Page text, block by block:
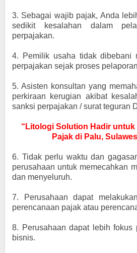
3. Sebagai wajib pajak, Anda
sedikit kesalahan dalam
perpajakan.
4.
Pemilik usaha tidak dibebani
perpajakan sejak proses
5. Asisten konsultan yang
perkiraan kerugian akibat
sanksi perpajakan / surat teguran
“Litologi Solution Hadir
Pajak di Palu,
6. Tidak perlu waktu dan
perusahaan untuk memecahkan
dan menyeluruh.
7.
Perusahaan dapat
perencanaan pajak atau
8. Perusahaan dapat lebih fokus
bisnis.